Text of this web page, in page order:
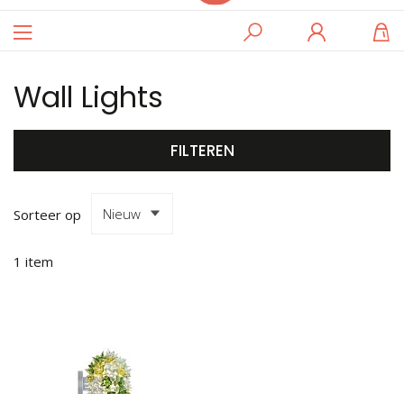
Toggle
Zoeken
Wall Lights
Sorteer op
1 item
FILTEREN